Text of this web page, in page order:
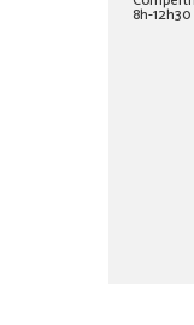
8h-12h30